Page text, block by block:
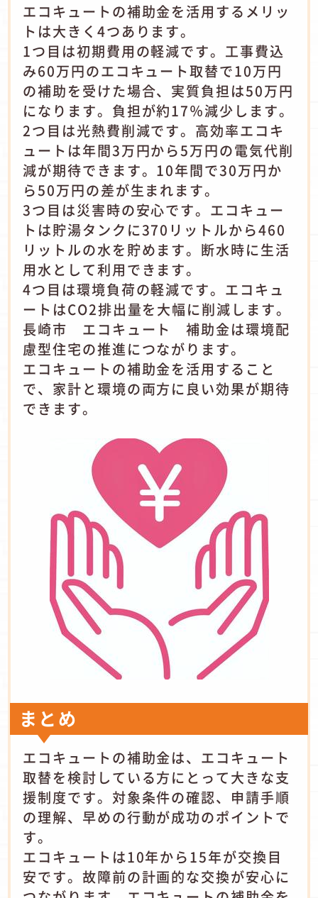
エコキュートの補助金を活用するメリッ
トは大きく4つあります。
1つ目は初期費用の軽減です。工事費込
み60万円のエコキュート取替で10万円
の補助を受けた場合、実質負担は50万円
になります。負担が約17％減少します。
2つ目は光熱費削減です。高効率エコキ
ュートは年間3万円から5万円の電気代削
減が期待できます。10年間で30万円か
ら50万円の差が生まれます。
3つ目は災害時の安心です。エコキュー
トは貯湯タンクに370リットルから460
リットルの水を貯めます。断水時に生活
用水として利用できます。
4つ目は環境負荷の軽減です。エコキュ
ートはCO2排出量を大幅に削減します。
長崎市 エコキュート 補助金は環境配
慮型住宅の推進につながります。
エコキュートの補助金を活用すること
で、家計と環境の両方に良い効果が期待
できます。
まとめ
エコキュートの補助金は、エコキュート
取替を検討している方にとって大きな支
援制度です。対象条件の確認、申請手順
の理解、早めの行動が成功のポイントで
す。
エコキュートは10年から15年が交換目
安です。故障前の計画的な交換が安心に